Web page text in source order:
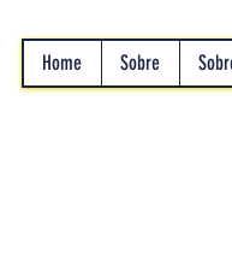
Home Sobre